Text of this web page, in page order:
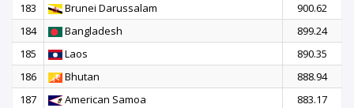
183
Brunei Darussalam
900.62
184
Bangladesh
899.24
185
Laos
890.35
186
Bhutan
888.94
187
American Samoa
883.17